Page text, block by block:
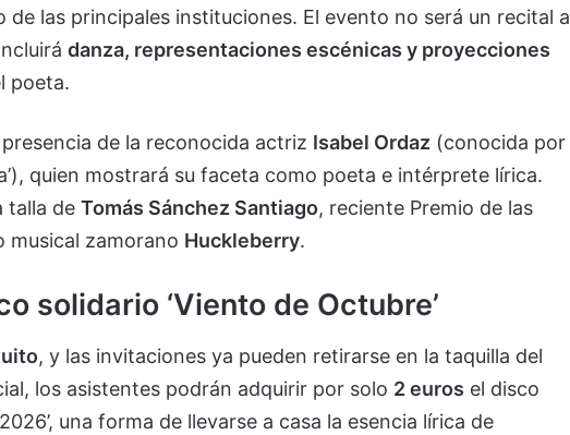
de las principales instituciones. El evento no será un recital
danza, representaciones escénicas y proyecciones
poeta.
de la reconocida actriz Isabel Ordaz (conocida por
quien mostrará su faceta como poeta e intérprete lírica.
talla de Tomás Sánchez Santiago, reciente Premio de las
musical zamorano Huckleberry.
solidario ‘Viento de Octubre’
, y las invitaciones ya pueden retirarse en la taquilla del
los asistentes podrán adquirir por solo 2 euros el disco
una forma de llevarse a casa la esencia lírica de